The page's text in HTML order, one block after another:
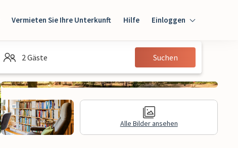
Vermieten Sie Ihre Unterkunft Hilfe Einloggen
Einloggen
Gast
2 Gäste Suchen
Alle Bilder ansehen